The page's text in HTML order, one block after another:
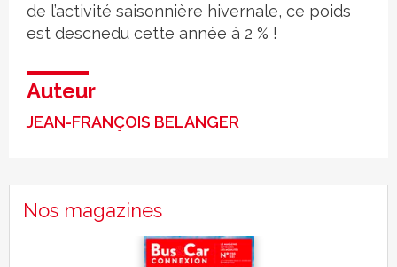
de l’activité saisonnière hivernale, ce poids
est descnedu cette année à 2 % !
Auteur
JEAN-FRANÇOIS BELANGER
Nos magazines